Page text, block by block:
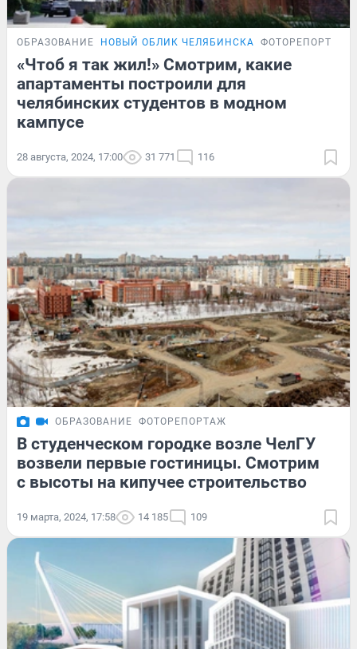
ОБРАЗОВАНИЕ НОВЫЙ ОБЛИК ЧЕЛЯБИНСКА ФОТОРЕПОРТАЖ
«Чтоб я так жил!» Смотрим, какие
апартаменты построили для
челябинских студентов в модном
кампусе
28 августа, 2024, 17:00 31 771 116
ОБРАЗОВАНИЕ ФОТОРЕПОРТАЖ
В студенческом городке возле ЧелГУ
возвели первые гостиницы. Смотрим
с высоты на кипучее строительство
19 марта, 2024, 17:58 14 185 109